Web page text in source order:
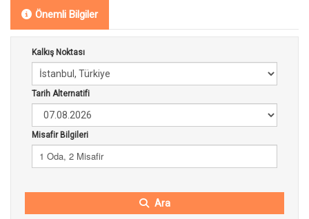
Önemli Bilgiler
Kalkış Noktası
Tarih Alternatifi
Misafir Bilgileri
1 Oda, 2 Misafir
Ara